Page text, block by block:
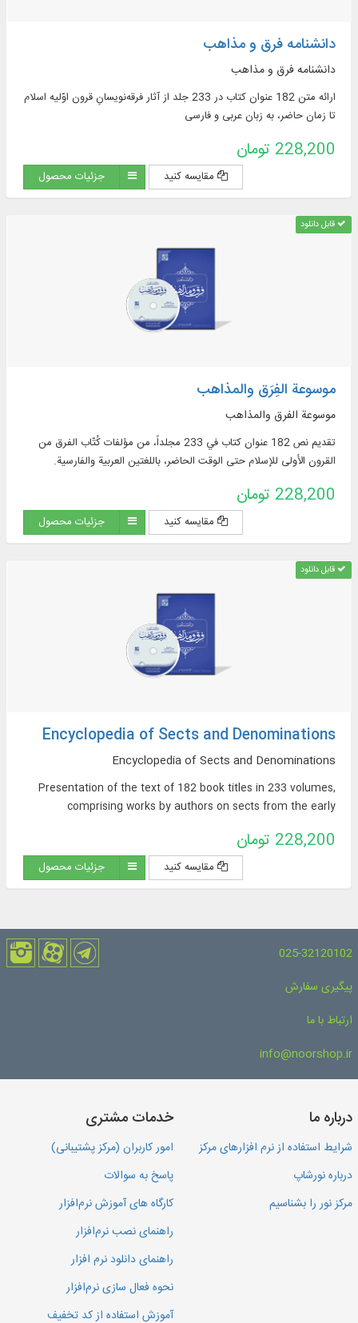
دانشنامه فرق و مذاهب
دانشنامه فرق و مذاهب
ارائه متن 182 عنوان کتاب در 233 جلد از آثار فرقه‌نویسانِ قرون اوّلیه اسلام
تا زمان حاضر، به زبان عربی و فارسی
228,200 تومان
مقایسه کنید جزئیات محصول
قابل دانلود
موسوعة الفِرَق والمذاهب
موسوعة الفرق والمذاهب
تقديم نص 182 عنوان كتاب في 233 مجلداً، من مؤلفات كُتّاب الفرق من
القرون الأولى للإسلام حتى الوقت الحاضر، باللغتين العربية والفارسية.
228,200 تومان
مقایسه کنید جزئیات محصول
قابل دانلود
Encyclopedia of Sects and Denominations
Encyclopedia of Sects and Denominations
Presentation of the text of 182 book titles in 233 volumes,
comprising works by authors on sects from the early
228,200 تومان
مقایسه کنید جزئیات محصول
025-32120102
پیگیری سفارش
ارتباط با ما
info@noorshop.ir
درباره ما
شرایط استفاده از نرم افزارهای مرکز
درباره نورشاپ
مرکز نور را بشناسیم
خدمات مشتری
امور کاربران (مرکز پشتیبانی)
پاسخ به سوالات
کارگاه های آموزش نرم‌افزار
راهنمای نصب نرم‌افزار
راهنمای دانلود نرم افزار
نحوه فعال سازی نرم‌افزار
آموزش استفاده از کد تخفیف